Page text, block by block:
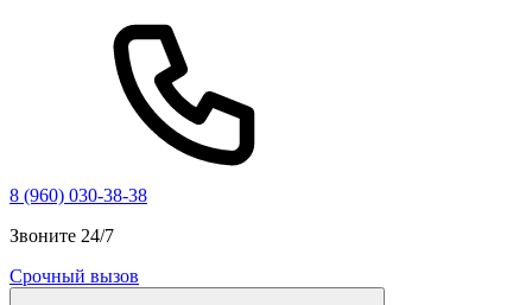
8 (960) 030-38-38
Звоните 24/7
Срочный вызов